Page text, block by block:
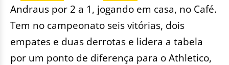
Andraus por 2 a 1, jogando em casa, no Café.
Tem no campeonato seis vitórias, dois
empates e duas derrotas e lidera a tabela
por um ponto de diferença para o Athletico,